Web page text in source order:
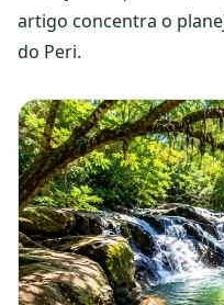
artigo concentra o
do Peri.